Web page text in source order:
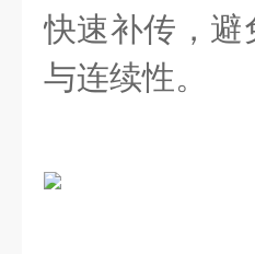
快速补传，避
与连续性。